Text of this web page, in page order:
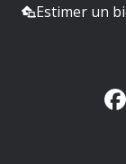
Estimer un